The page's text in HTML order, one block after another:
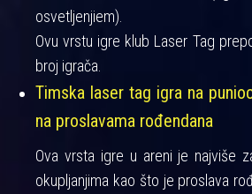
osvetljenjiem).
Ovu vrstu igre klub Laser Tag
broj igrača.
Timska laser tag igra na
na proslavama rođendana
Ova vrsta igre u areni je najviše
okupljanjima kao što je proslava